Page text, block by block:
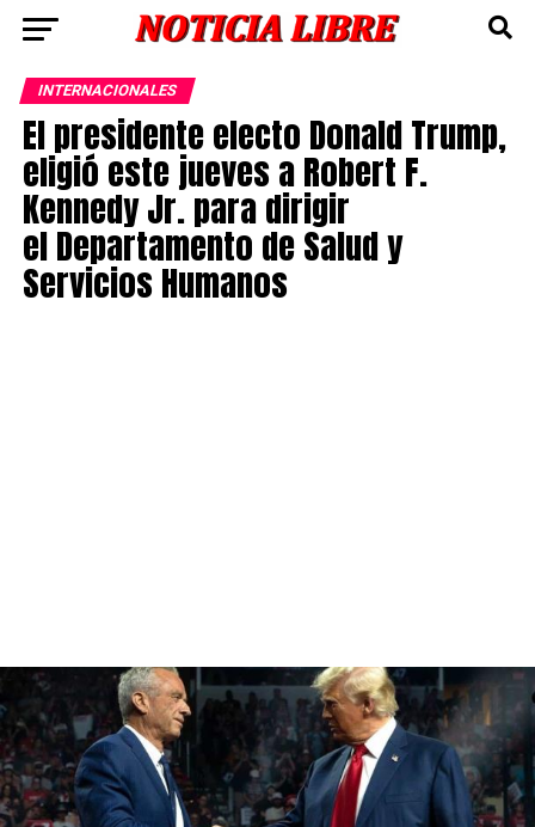
INTERNACIONALES
El presidente electo Donald Trump,
eligió este jueves a Robert F.
Kennedy Jr. para dirigir
el Departamento de Salud y
Servicios Humanos